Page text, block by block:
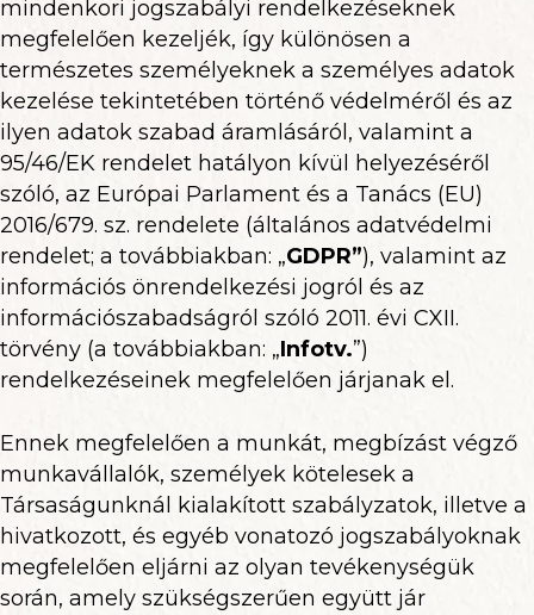
mindenkori jogszabályi rendelkezéseknek
megfelelően kezeljék, így különösen a
természetes személyeknek a személyes adatok
kezelése tekintetében történő védelméről és az
ilyen adatok szabad áramlásáról, valamint a
95/46/EK rendelet hatályon kívül helyezéséről
szóló, az Európai Parlament és a Tanács (EU)
2016/679. sz. rendelete (általános adatvédelmi
rendelet; a továbbiakban: „GDPR”), valamint az
információs önrendelkezési jogról és az
információszabadságról szóló 2011. évi CXII.
törvény (a továbbiakban: „Infotv.”)
rendelkezéseinek megfelelően járjanak el.
Ennek megfelelően a munkát, megbízást végző
munkavállalók, személyek kötelesek a
Társaságunknál kialakított szabályzatok, illetve a
hivatkozott, és egyéb vonatozó jogszabályoknak
megfelelően eljárni az olyan tevékenységük
során, amely szükségszerűen együtt jár